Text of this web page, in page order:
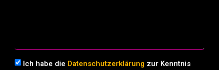
Ich habe die Datenschutzerklärung zur Kenntnis